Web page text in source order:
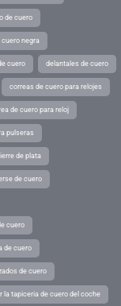
de cuero
cuero negra
cuero delantales de cuero
correas de cuero para relojes
de cuero para reloj
pulseras
de plata
de cuero
cuero
de cuero
de cuero
la tapiceria de cuero del coche